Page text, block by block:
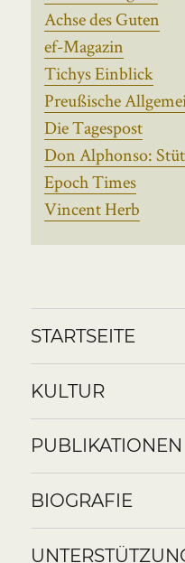
Achse des Guten
ef-Magazin
Tichys Einblick
Preußische
Die Tagespost
Don Alphonso:
Epoch Times
Vincent Herb
STARTSEITE
KULTUR
PUBLIKATIONEN
BIOGRAFIE